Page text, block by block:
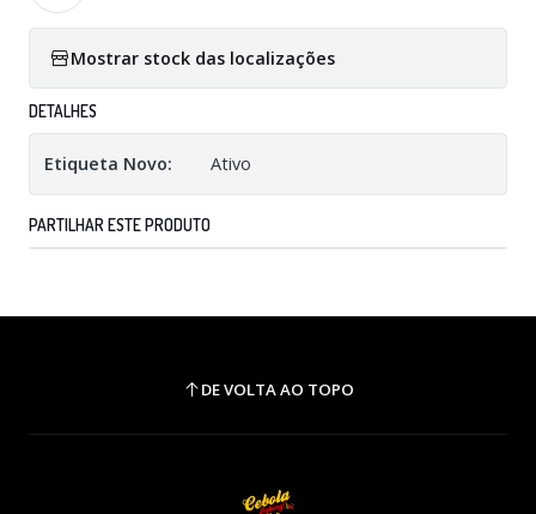
Mostrar stock das localizações
DETALHES
Etiqueta Novo: Ativo
PARTILHAR ESTE PRODUTO
DE VOLTA AO TOPO